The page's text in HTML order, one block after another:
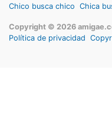
Chico busca chico Chica
Copyright © 2026
Política de privacidad